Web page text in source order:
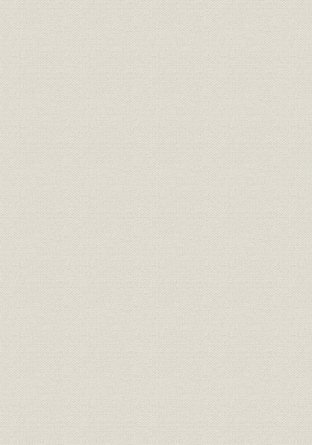
需給 府県別電灯需要 山梨
1887(明治
年
需給 府県別電灯需要 静岡
1887(明治
年
需給 府県別電力需要
1907(明治
年度
需給 府県別電力需要 東京
1907(明
年度